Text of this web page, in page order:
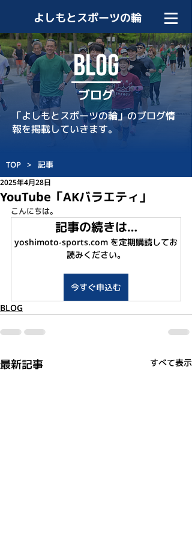
よしもとスポーツの輪
BLOG
ブログ
「よしもとスポーツの輪」のブログ情
報を掲載していきます。
TOP > 記事
YouTube「AKバラエティ」
2025年4月28日
こんにちは。
記事の続きは…
yoshimoto-sports.com を定期購読してお
読みください。
今すぐ申込む
BLOG
最新記事 すべて表示